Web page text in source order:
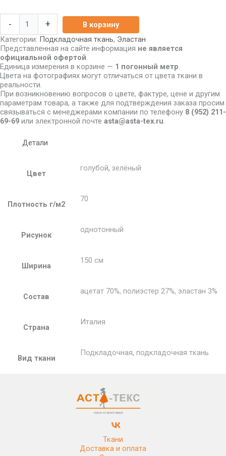
- +
В корзину
Категории: Подкладочная ткань, Эластан
Представленная на сайте информация не является
официальной офертой.
Единица измерения в корзине — 1 погонный метр.
Цвета на фотографиях могут отличаться от цвета ткани в
реальности.
При возникновению вопросов о цвете, фактуре, цене и другим
параметрам товара, а также для подтверждения заказа просим
связываться с менеджерами компании по телефону 8 (952) 211-
69-69 или электронной почте asta@asta-tex.ru.
Детали
Цвет
голубой, зелёный
Плотность г/м2
70
Рисунок
однотонный
Ширина
150 см
Состав
ацетат 70%, полиэстер 27%, эластан 3%
Страна
Италия
Вид ткани
Подкладочная, подкладочная ткань
Ткани
Доставка и оплата